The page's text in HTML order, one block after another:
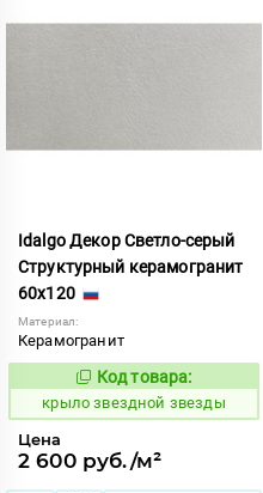
Idalgo Декор Светло-серый
Структурный керамогранит
60x120
Материал:
Керамогранит
831779
Код товара:
крыло звездной звезды
Цена
2 600 руб./м²